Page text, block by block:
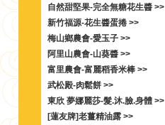
自然甜堅果-完全無糖花生醬 >>
新竹福源-花生醬蛋捲 >>
梅山鄉農會-愛玉子 >>
阿里山農會-山葵醬 >>
富里農會-富麗稻香米棒 >>
武松殿-肉鬆餅 >>
東欣 夢娜麗莎-髮.沐.臉.身體 >>
[蓮友牌]老薑精油露 >>